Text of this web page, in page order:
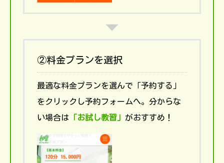
②料金プランを選択
最適な料金プランを選んで「予約する」
をクリックし予約フォームへ。分からな
い場合は 「お試し教習」 がおすすめ！